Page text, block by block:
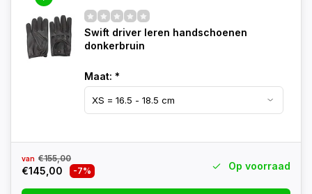
Swift driver leren handschoenen
donkerbruin
Maat: *
van €155,00
€145,00 -7% Op voorraad